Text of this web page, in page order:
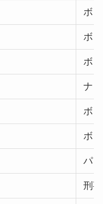
ボ
ボ
ボ
ナ
ボ
ボ
パ
刑事